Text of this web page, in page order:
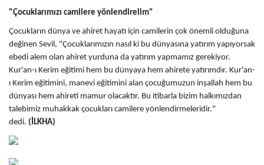
"Çocuklarımızı camilere yönlendirelim"
Çocukların dünya ve ahiret hayatı için camilerin çok önemli olduğuna
değinen Sevil, "Çocuklarımızın nasıl ki bu dünyasına yatırım yapıyorsak
ebedi alem olan ahiret yurduna da yatırım yapmamız gerekiyor.
Kur'an-ı Kerim eğitimi hem bu dünyaya hem ahirete yatırımdır. Kur'an-
ı Kerim eğitimini, manevi eğitimini alan çocuğumuzun inşallah hem bu
dünyası hem ahireti mamur olacaktır. Bu itibarla bizim halkımızdan
talebimiz muhakkak çocukları camilere yönlendirmeleridir."
dedi. (İLKHA)